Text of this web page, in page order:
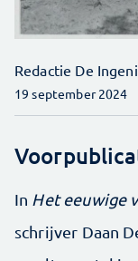
Redactie De
19 september 2024
In Het eeuwige
schrijver Daan